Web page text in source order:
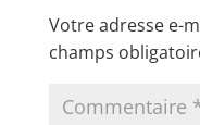
Votre adresse e-
champs